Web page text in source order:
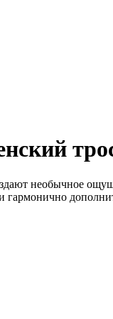
необычное
гармонично